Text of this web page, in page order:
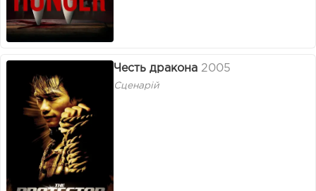
Честь дракона 2005
Сценарій